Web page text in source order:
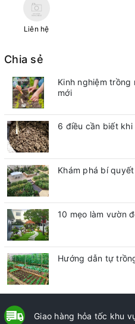
Liên hệ
Chia sẻ
Kinh nghiệm
mới
6 điều cần biết
Khám phá bí
10 mẹo làm vườn
Hướng dẫn tự
Giao hàng hỏa tốc khu